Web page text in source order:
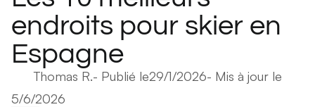
endroits pour skier en
Espagne
Thomas R.- Publié le29/1/2026- Mis à jour le
5/6/2026